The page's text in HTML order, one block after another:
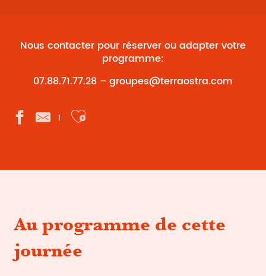
Nous contacter pour réserver ou adapter votre
programme:
07.88.71.77.28 – groupes@terraostra.com
Ajouter aux favoris
Au programme de cette
journée